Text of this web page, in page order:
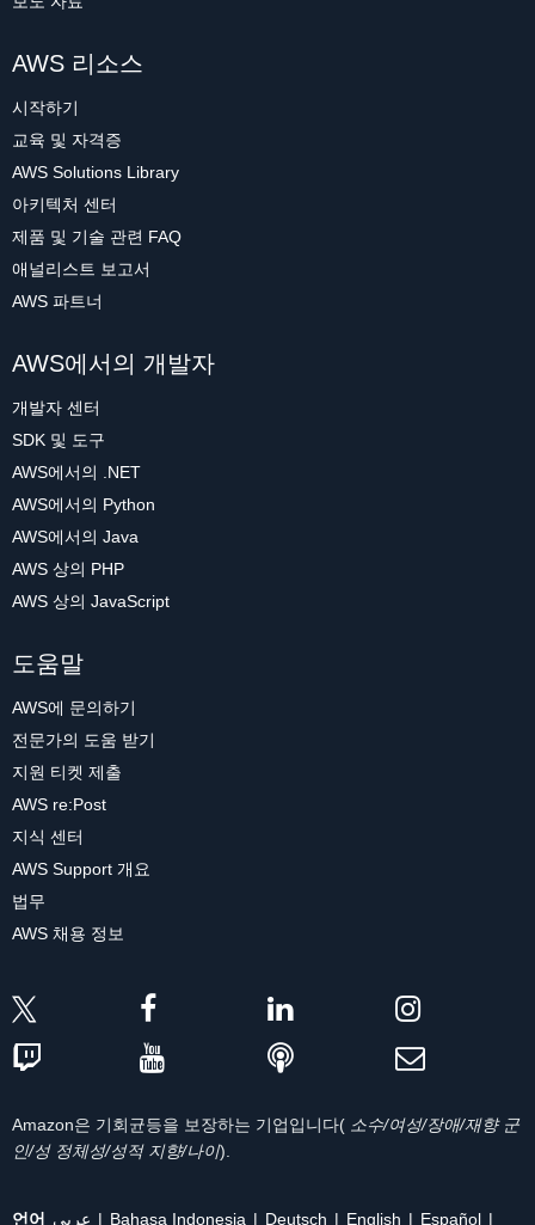
AWS 리소스
시작하기
교육 및 자격증
AWS Solutions Library
아키텍처 센터
제품 및 기술 관련 FAQ
애널리스트 보고서
AWS 파트너
AWS에서의 개발자
개발자 센터
SDK 및 도구
AWS에서의 .NET
AWS에서의 Python
AWS에서의 Java
AWS 상의 PHP
AWS 상의 JavaScript
도움말
AWS에 문의하기
전문가의 도움 받기
지원 티켓 제출
AWS re:Post
지식 센터
AWS Support 개요
법무
AWS 채용 정보
Amazon은 기회균등을 보장하는 기업입니다( 소수/여성/장애/재향 군
인/성 정체성/성적 지향/나이).
언어 عربي Bahasa Indonesia Deutsch English Español